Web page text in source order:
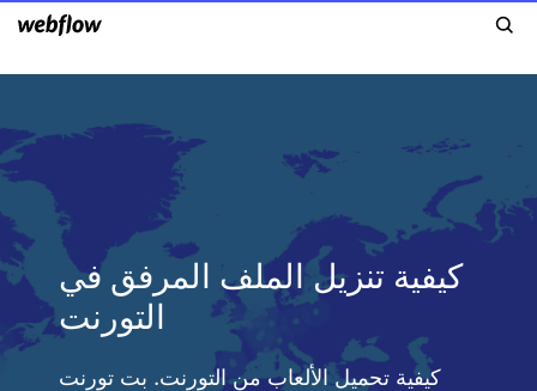
كيفية تنزيل الملف المرفق في
التورنت
كيفية تحميل الألعاب من التورنت. بت تورنت